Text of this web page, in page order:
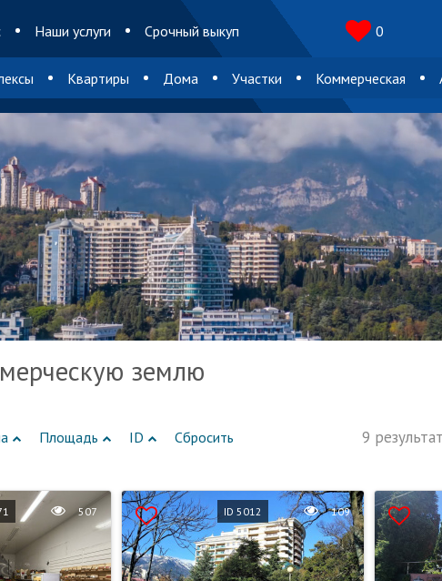
Наши услуги Срочный выкуп 0
Квартиры Дома Участки Коммерческая
землю
Площадь ID Сбросить 9
507 ID 5012 109